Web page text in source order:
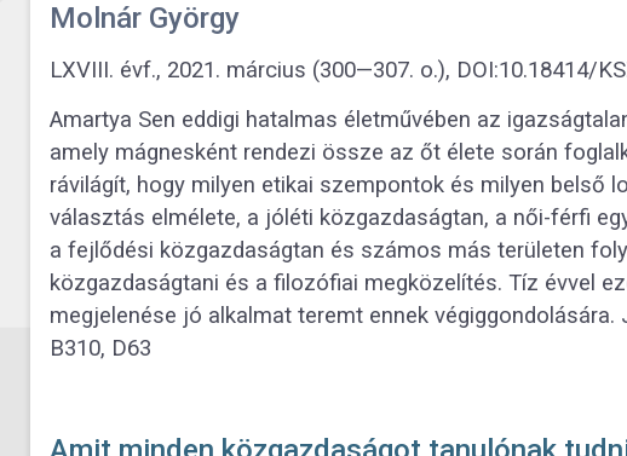
Molnár György
LXVIII. évf., 2021. március (300—307. o.), DOI:10.18414/
Amartya Sen eddigi hatalmas életművében az
amely mágnesként rendezi össze az őt élete során
rávilágít, hogy milyen etikai szempontok és milyen belső
választás elmélete, a jóléti közgazdaságtan, a női-férfi
a fejlődési közgazdaságtan és számos más területen
közgazdaságtani és a filozófiai megközelítés. Tíz évvel
megjelenése jó alkalmat teremt ennek
B310, D63